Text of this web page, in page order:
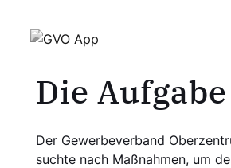
Die Aufgabe
Der Gewerbeverband
suchte nach Maßnahmen, um